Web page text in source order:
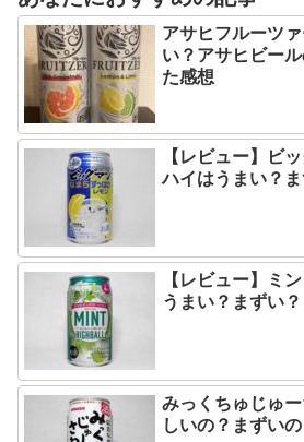
アサヒフルーツ
い？アサヒビー
た感想
【レビュー】ビ
ハイはうまい？
【レビュー】ミ
うまい？まずい？
みっくちゅじゅ
しいの？まずいの